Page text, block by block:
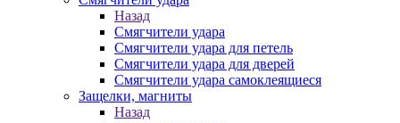
Назад
Смягчители удара
Смягчители удара для петель
Смягчители удара для дверей
Cмягчители удара самоклеящиеся
Защелки, магниты
Назад